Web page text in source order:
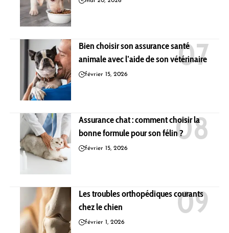
Bien choisir son assurance santé
animale avec l’aide de son vétérinaire
février 15, 2026
Assurance chat : comment choisir la
bonne formule pour son félin ?
février 15, 2026
Les troubles orthopédiques courants
chez le chien
février 1, 2026